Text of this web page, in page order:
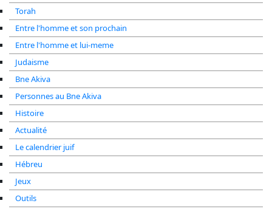
Torah
Entre l'homme et son prochain
Entre l'homme et lui-meme
Judaisme
Bne Akiva
Personnes au Bne Akiva
Histoire
Actualité
Le calendrier juif
Hébreu
Jeux
Outils